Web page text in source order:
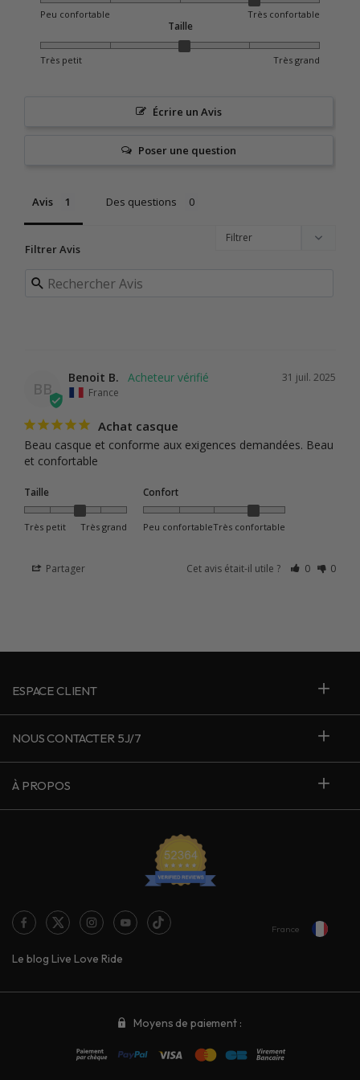
Peu confortable Très confortable
Taille
Très petit Très grand
Écrire un Avis
Poser une question
Avis Des questions
Filtrer Avis
BB
31 juil. 2025
Benoit B.
France
Achat casque
Beau casque et conforme aux exigences demandées. Beau
et confortable
Taille
Très petit Très grand
Confort
Peu confortableTrès confortable
Partager Cet avis était-il utile ? 0 0
ESPACE CLIENT
NOUS CONTACTER 5J/7
À PROPOS
Le blog Live Love Ride
France
Moyens de paiement :